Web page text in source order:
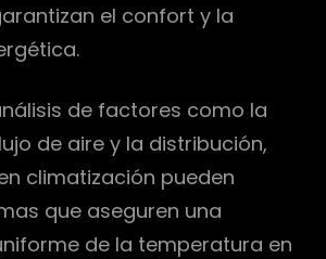
el confort y la
de factores como la
de aire y la distribución,
climatización pueden
que aseguren una
de la temperatura en